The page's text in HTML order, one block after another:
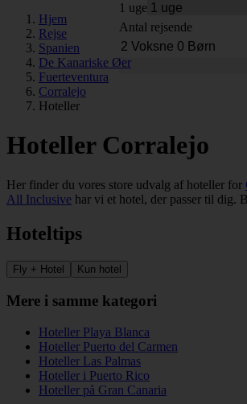
1 uge
Antal rejsende
Hjem
Rejse
Spanien
De Kanariske Øer
Fuerteventura
Corralejo
Hoteller
Hoteller Corralejo
Her finder du vores store udvalg af hoteller for
All Inclusive har vi et hotel, der passer til dig.
Hoteltips
Fly + Hotel Kun hotel
Mere i samme kategori
Hoteller Playa Blanca
Hoteller Puerto del Carmen
Hoteller Las Palmas
Hoteller i Puerto Rico
Hoteller på Gran Canaria